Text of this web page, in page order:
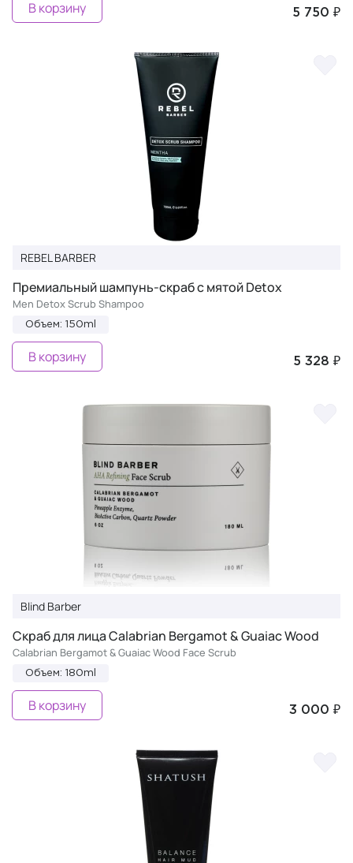
5 750 ₽
В корзину
REBEL BARBER
Премиальный шампунь-скраб с мятой Detox
Men Detox Scrub Shampoo
Объем: 150ml
5 328 ₽
В корзину
Blind Barber
Скраб для лица Calabrian Bergamot & Guaiac Wood
Calabrian Bergamot & Guaiac Wood Face Scrub
Объем: 180ml
3 000 ₽
В корзину